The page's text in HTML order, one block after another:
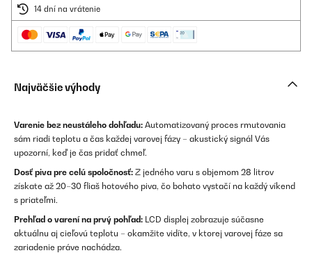
14 dní na vrátenie
Najväčšie výhody
Varenie bez neustáleho dohľadu: Automatizovaný proces rmutovania
sám riadi teplotu a čas každej varovej fázy – akustický signál Vás
upozorní, keď je čas pridať chmeľ.
Dosť piva pre celú spoločnosť: Z jedného varu s objemom 28 litrov
získate až 20–30 fliaš hotového piva, čo bohato vystačí na každý víkend
s priateľmi.
Prehľad o varení na prvý pohľad: LCD displej zobrazuje súčasne
aktuálnu aj cieľovú teplotu – okamžite vidíte, v ktorej varovej fáze sa
zariadenie práve nachádza.